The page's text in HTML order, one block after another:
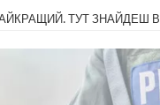
ТУТ ЗНАЙДЕШ